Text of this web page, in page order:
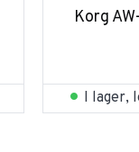
Korg
I lager,